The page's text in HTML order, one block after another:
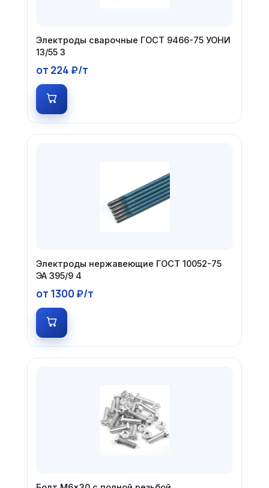
Электроды сварочные ГОСТ 9466-75 УОНИ
13/55 3
от 224 ₽/т
Электроды нержавеющие ГОСТ 10052-75
ЭА 395/9 4
от 1300 ₽/т